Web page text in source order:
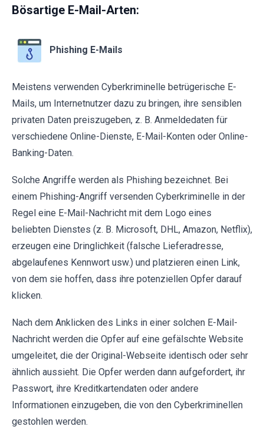
Bösartige E-Mail-Arten:
Phishing E-Mails
Meistens verwenden Cyberkriminelle betrügerische E-
Mails, um Internetnutzer dazu zu bringen, ihre sensiblen
privaten Daten preiszugeben, z. B. Anmeldedaten für
verschiedene Online-Dienste, E-Mail-Konten oder Online-
Banking-Daten.
Solche Angriffe werden als Phishing bezeichnet. Bei
einem Phishing-Angriff versenden Cyberkriminelle in der
Regel eine E-Mail-Nachricht mit dem Logo eines
beliebten Dienstes (z. B. Microsoft, DHL, Amazon, Netflix),
erzeugen eine Dringlichkeit (falsche Lieferadresse,
abgelaufenes Kennwort usw.) und platzieren einen Link,
von dem sie hoffen, dass ihre potenziellen Opfer darauf
klicken.
Nach dem Anklicken des Links in einer solchen E-Mail-
Nachricht werden die Opfer auf eine gefälschte Website
umgeleitet, die der Original-Webseite identisch oder sehr
ähnlich aussieht. Die Opfer werden dann aufgefordert, ihr
Passwort, ihre Kreditkartendaten oder andere
Informationen einzugeben, die von den Cyberkriminellen
gestohlen werden.